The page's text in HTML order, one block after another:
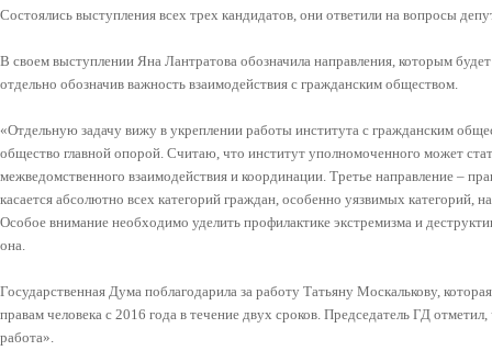
Состоялись выступления всех трех кандидатов, они ответили на вопросы
В своем выступлении Яна Лантратова обозначила направления, которым
отдельно обозначив важность взаимодействия с гражданским обществом.
«Отдельную задачу вижу в укреплении работы института с гражданским
общество главной опорой. Считаю, что институт уполномоченного может
межведомственного взаимодействия и координации. Третье направление –
касается абсолютно всех категорий граждан, особенно уязвимых категорий,
Особое внимание необходимо уделить профилактике экстремизма и
она.
Государственная Дума поблагодарила за работу Татьяну Москалькову,
правам человека с 2016 года в течение двух сроков. Председатель ГД
работа».